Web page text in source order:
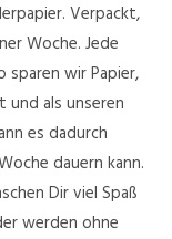
Verpackt,
Woche. Jede
sparen wir Papier,
und als unseren
es dadurch
dauern kann.
Dir viel Spaß
werden ohne